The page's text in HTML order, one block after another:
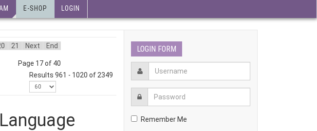
E-SHOP LOGIN
21 Next End
Page 17 of 40
Results 961 - 1020 of 2349
LOGIN FORM
Remember Me